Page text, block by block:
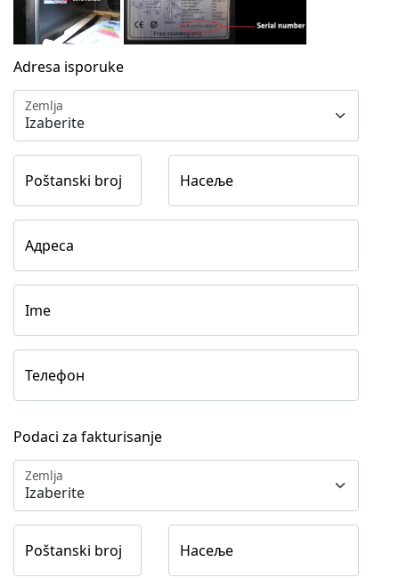
Adresa isporuke
Zemlja
Poštanski broj Насеље
Адреса
Ime
Телефон
Podaci za fakturisanje
Zemlja
Poštanski broj Насеље